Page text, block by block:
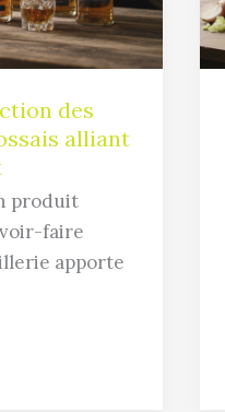
des
alliant
produit
faire
apporte